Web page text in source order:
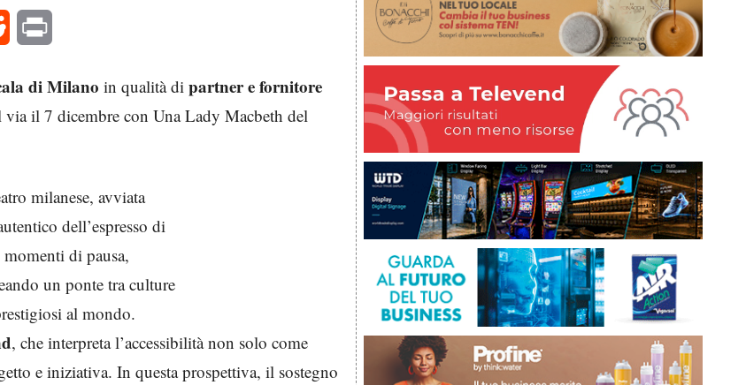
Reddit
di Milano in qualità di partner e fornitore
via il 7 dicembre con Una Lady Macbeth del
milanese, avviata
dell’espresso di
di pausa,
un ponte tra culture
al mondo.
, che interpreta l’accessibilità non solo come
e iniziativa. In questa prospettiva, il sostegno